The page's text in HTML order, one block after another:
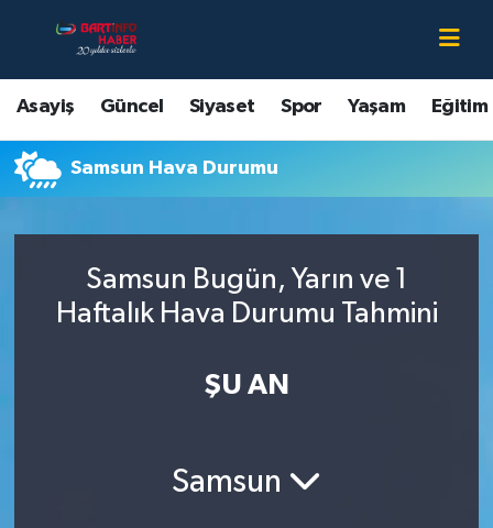
Asayiş Güncel Siyaset Spor Yaşam Eğitim
Samsun Hava Durumu
Samsun Bugün, Yarın ve 1
Haftalık Hava Durumu Tahmini
ŞU AN
Samsun
Asayiş
Bartın Hakkında
Çevre
Ekonomi
Bartın Nöbetçi Eczaneler
Bartın Hava Durumu
Bartin Namaz Vakitleri
Süper Lig Puan Durumu ve Fikstür